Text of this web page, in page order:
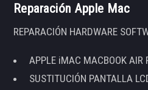
Reparación Apple Mac
REPARACIÓN HARDWARE
APPLE iMAC MACBOOK AIR
SUSTITUCIÓN PANTALLA